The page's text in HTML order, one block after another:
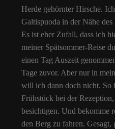
Herde gehörnter Hirsche.
Galtispuoda in der Nähe
Es ist eher Zufall, dass ich
meiner Spätsommer-Reise
einen Tag Auszeit
Tage zuvor. Aber nur in
will ich dann doch nicht. So
Frühstück bei der
besichtigen. Und bekomme
den Berg zu fahren.